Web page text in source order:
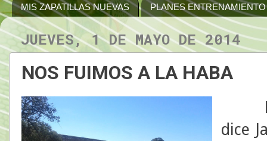
MIS ZAPATILLAS NUEVAS
PLANES ENTRENAMIENTO
JUEVES, 1 DE MAYO DE 2014
NOS FUIMOS A LA HABA
dice